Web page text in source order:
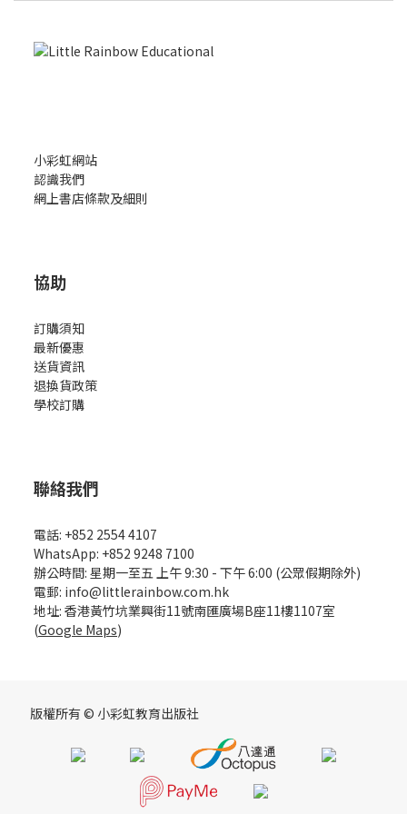
小彩虹網站
認識我們
網上書店條款及細則
協助
訂購須知
最新優惠
送貨資訊
退換貨政策
學校訂購
聯絡我們
電話: +852 2554 4107
WhatsApp: +852 9248 7100
辦公時間: 星期一至五 上午 9:30 - 下午 6:00 (公眾假期除外)
電郵: info@littlerainbow.com.hk
地址: 香港黃竹坑業興街11號南匯廣場B座11樓1107室
(Google Maps)
版權所有 © 小彩虹教育出版社